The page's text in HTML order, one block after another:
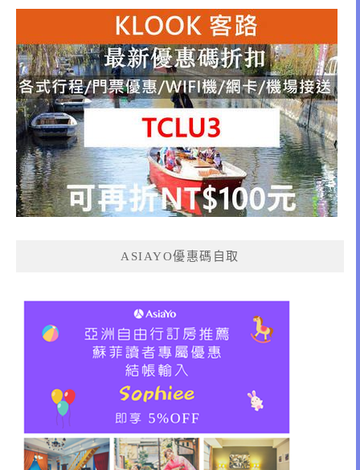
ASIAYO優惠碼自取